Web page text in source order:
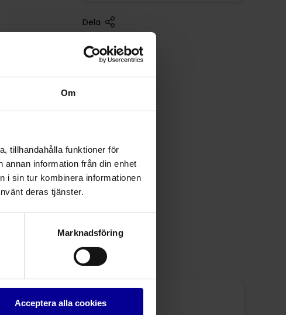
Om
tillhandahålla funktioner för
information från din enhet
i sin tur kombinera informationen
deras tjänster.
Marknadsföring
Acceptera alla cookies
Dela